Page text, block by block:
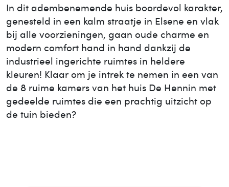
In dit adembenemende huis boordevol karakter,
genesteld in een kalm straatje in Elsene en vlak
bij alle voorzieningen, gaan oude charme en
modern comfort hand in hand dankzij de
industrieel ingerichte ruimtes in heldere
kleuren! Klaar om je intrek te nemen in een van
de 8 ruime kamers van het huis De Hennin met
gedeelde ruimtes die een prachtig uitzicht op
de tuin bieden?